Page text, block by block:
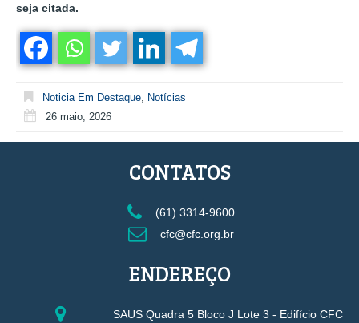
seja citada.
Noticia Em Destaque Notícias
26 maio, 2026
CONTATOS
(61) 3314-9600
cfc@cfc.org.br
ENDEREÇO
SAUS Quadra 5 Bloco J Lote 3 - Edifício CFC